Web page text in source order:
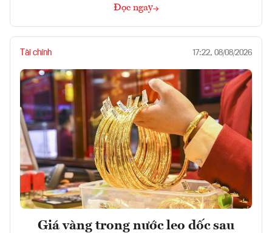
Đọc ngay
Tài chính 17:22, 08/08/2026
Giá vàng trong nước leo dốc sau